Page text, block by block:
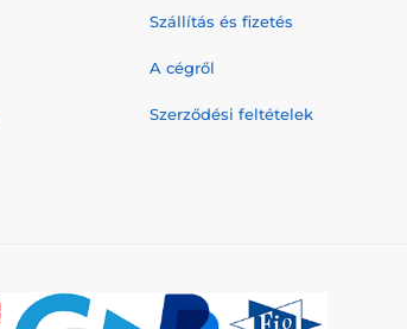
Szállítás és fizetés
A cégről
Szerződési feltételek